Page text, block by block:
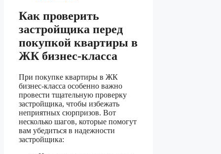
Как проверить
застройщика перед
покупкой квартиры в
ЖК бизнес-класса
При покупке квартиры в ЖК
бизнес-класса особенно важно
провести тщательную проверку
застройщика, чтобы избежать
неприятных сюрпризов. Вот
несколько шагов, которые помогут
вам убедиться в надежности
застройщика: